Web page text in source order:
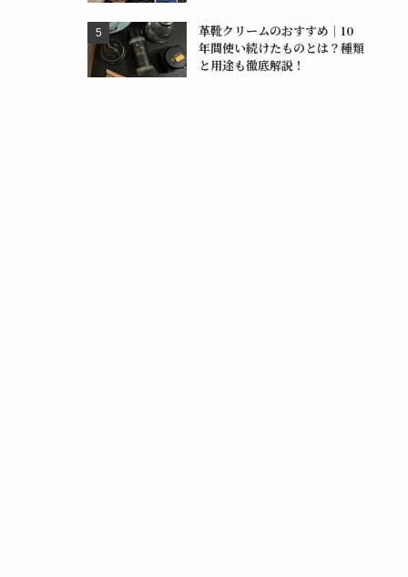
革靴クリームのおすすめ｜10
年間使い続けたものとは？種類
と用途も徹底解説！